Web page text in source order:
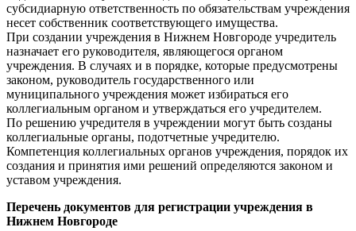
субсидиарную ответственность по обязательствам учреждения
несет собственник соответствующего имущества.
При создании учреждения в Нижнем Новгороде учредитель
назначает его руководителя, являющегося органом
учреждения. В случаях и в порядке, которые предусмотрены
законом, руководитель государственного или
муниципального учреждения может избираться его
коллегиальным органом и утверждаться его учредителем.
По решению учредителя в учреждении могут быть созданы
коллегиальные органы, подотчетные учредителю.
Компетенция коллегиальных органов учреждения, порядок их
создания и принятия ими решений определяются законом и
уставом учреждения.
Перечень документов для регистрации учреждения в
Нижнем Новгороде